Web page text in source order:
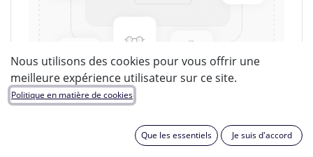
Nous utilisons des cookies pour vous offrir une
meilleure expérience utilisateur sur ce site.
Politique en matière de cookies
Que les essentiels Je suis d'accord